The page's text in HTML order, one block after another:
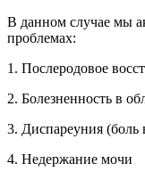
В данном случае мы
проблемах:
1. Послеродовое
2. Болезненность в
3. Диспареуния (боль
4. Недержание мочи